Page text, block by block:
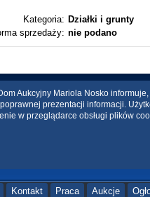
Kategoria: Działki i grunty
sprzedaży: nie podano
Aukcyjny Mariola Nosko
prezentacji informacji.
w przeglądarce obsługi plików
Kontakt Praca Aukcje